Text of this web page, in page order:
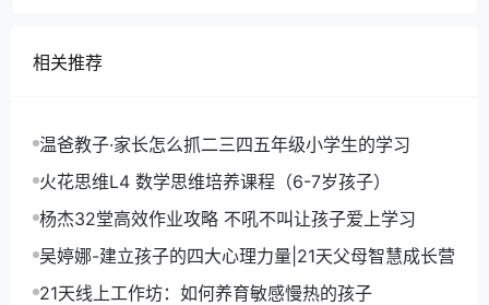
相关推荐
温爸教子·家长怎么抓二三四五年级小学生的学习
火花思维L4 数学思维培养课程（6-7岁孩子）
杨杰32堂高效作业攻略 不吼不叫让孩子爱上学习
吴婷娜-建立孩子的四大心理力量|21天父母智慧成长营
21天线上工作坊：如何养育敏感慢热的孩子